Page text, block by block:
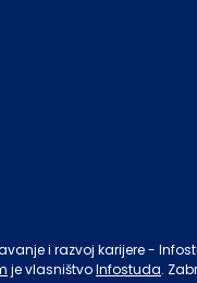
i razvoj karijere -
je vlasništvoInfostuda.